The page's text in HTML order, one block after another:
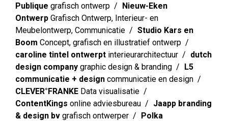
Publique grafisch ontwerp
Nieuw-Eken
Ontwerp Grafisch Ontwerp, Interieur- en
Meubelontwerp, Communicatie
Studio Kars en
Boom Concept, grafisch en illustratief ontwerp
caroline tintel ontwerpt interieurarchitectuur
dutch
design company graphic design & branding
L5
communicatie + design communicatie en design
CLEVER°FRANKE Data visualisatie
ContentKings online adviesbureau
Jaapp branding
& design bv grafisch ontwerper
Polka